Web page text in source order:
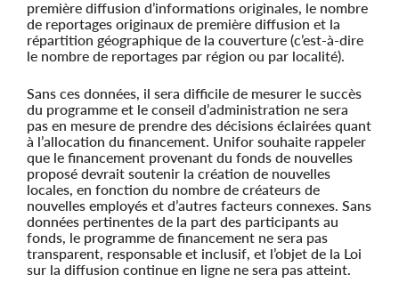
première diffusion d’informations originales, le nombre
de reportages originaux de première diffusion et la
répartition géographique de la couverture (c’est-à-dire
le nombre de reportages par région ou par localité).
Sans ces données, il sera difficile de mesurer le succès
du programme et le conseil d’administration ne sera
pas en mesure de prendre des décisions éclairées quant
à l’allocation du financement. Unifor souhaite rappeler
que le financement provenant du fonds de nouvelles
proposé devrait soutenir la création de nouvelles
locales, en fonction du nombre de créateurs de
nouvelles employés et d’autres facteurs connexes. Sans
données pertinentes de la part des participants au
fonds, le programme de financement ne sera pas
transparent, responsable et inclusif, et l’objet de la Loi
sur la diffusion continue en ligne ne sera pas atteint.